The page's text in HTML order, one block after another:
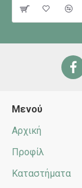
Μενού
Αρχική
Προφίλ
Καταστήματα